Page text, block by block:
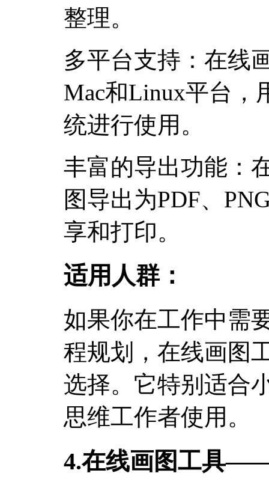
整理。
多平台支持：在线
Mac和Linux平台，
统进行使用。
丰富的导出功能：
图导出为PDF、
享和打印。
适用人群：
如果你在工作中需
程规划，在线画图
选择。它特别适合
思维工作者使用。
4.在线画图工具